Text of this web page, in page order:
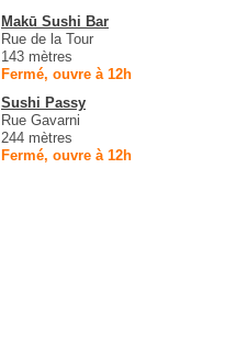
Makū Sushi Bar
Rue de la Tour
143 mètres
Fermé, ouvre à 12h
Sushi Passy
Rue Gavarni
244 mètres
Fermé, ouvre à 12h